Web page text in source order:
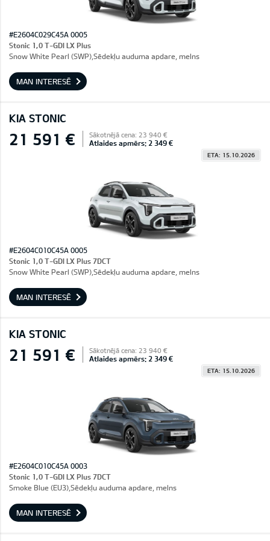
#E2604C029C45A 0005
Stonic 1,0 T-GDI LX Plus
Snow White Pearl (SWP),Sēdekļu auduma apdare, melns
MAN INTERESĒ
KIA STONIC
21 591 € Sākotnējā cena: 23 940 €
Atlaides apmērs: 2 349 €
ETA: 15.10.2026
#E2604C010C45A 0005
Stonic 1,0 T-GDI LX Plus 7DCT
Snow White Pearl (SWP),Sēdekļu auduma apdare, melns
MAN INTERESĒ
KIA STONIC
21 591 € Sākotnējā cena: 23 940 €
Atlaides apmērs: 2 349 €
ETA: 15.10.2026
#E2604C010C45A 0003
Stonic 1,0 T-GDI LX Plus 7DCT
Smoke Blue (EU3),Sēdekļu auduma apdare, melns
MAN INTERESĒ